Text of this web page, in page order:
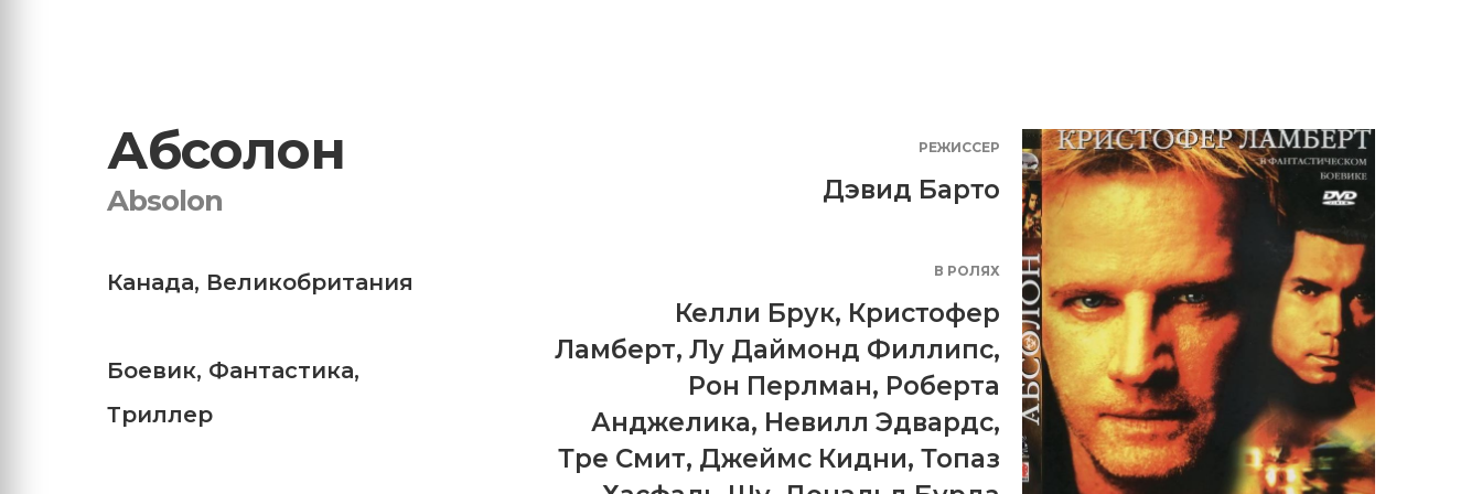
Абсолон
Absolon
Канада, Великобритания
Боевик, Фантастика,
Триллер
РЕЖИССЕР
Дэвид Барто
В РОЛЯХ
Келли Брук, Кристофер
Ламберт, Лу Даймонд Филлипс,
Рон Перлман, Роберта
Анджелика, Невилл Эдвардс,
Тре Смит, Джеймс Кидни, Топаз